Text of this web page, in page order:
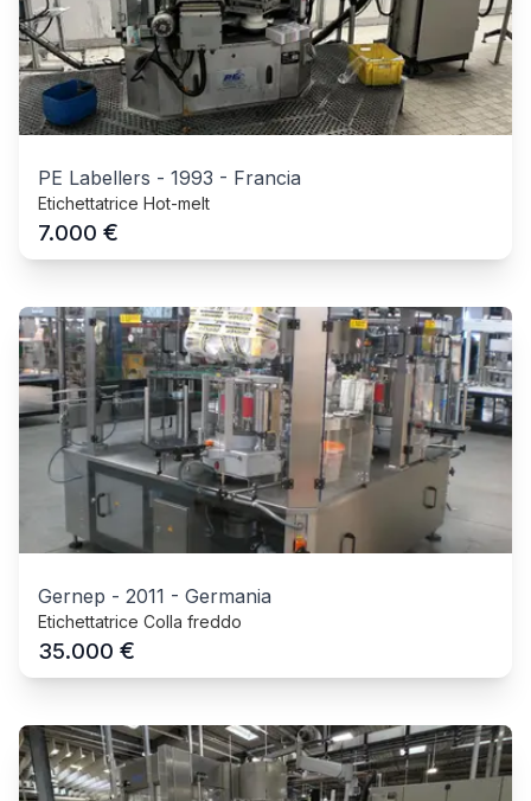
PE Labellers - 1993 - Francia
Etichettatrice Hot-melt
7.000 €
Gernep - 2011 - Germania
Etichettatrice Colla freddo
35.000 €